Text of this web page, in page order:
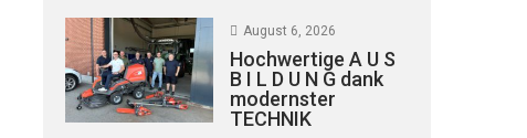
August 6, 2026
Hochwertige A U S
B I L D U N G dank
modernster
TECHNIK